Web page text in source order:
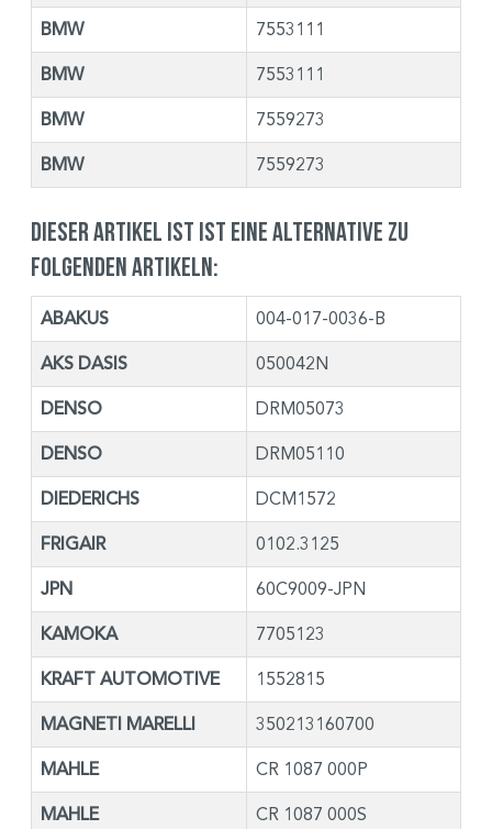
BMW 7553111
BMW 7553111
BMW 7559273
BMW 7559273
Dieser Artikel ist ist eine Alternative zu
folgenden Artikeln:
ABAKUS 004-017-0036-B
AKS DASIS 050042N
DENSO DRM05073
DENSO DRM05110
DIEDERICHS DCM1572
FRIGAIR 0102.3125
JPN 60C9009-JPN
KAMOKA 7705123
KRAFT AUTOMOTIVE 1552815
MAGNETI MARELLI 350213160700
MAHLE CR 1087 000P
MAHLE CR 1087 000S